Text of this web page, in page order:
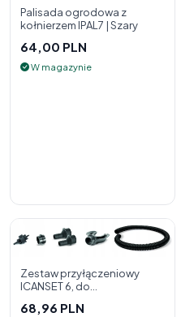
Palisada ogrodowa z
kołnierzem IPAL7 | Szary
64,00 PLN
W magazynie
Zestaw przyłączeniowy
ICANSET 6, do
68,96 PLN